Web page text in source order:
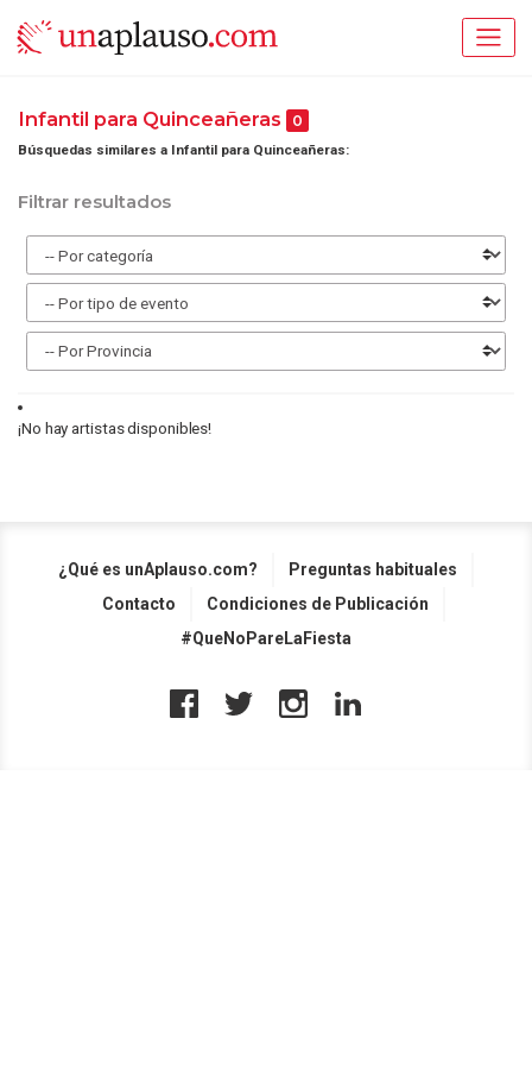
Infantil para Quinceañeras 0
Búsquedas similares a Infantil para Quinceañeras:
Filtrar resultados
¡No hay artistas disponibles!
¿Qué es unAplauso.com?
Preguntas habituales
Contacto
Condiciones de Publicación
#QueNoPareLaFiesta